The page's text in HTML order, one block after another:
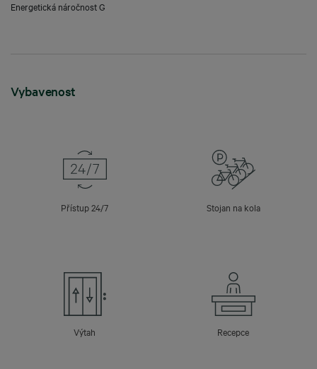
Energetická náročnost G
Vybavenost
Přístup 24/7 Stojan na kola
Výtah Recepce